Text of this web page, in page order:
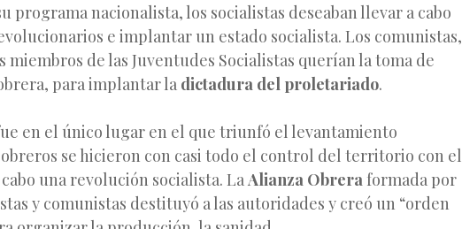
programa nacionalista, los socialistas deseaban llevar a cabo
e implantar un estado socialista. Los comunistas,
miembros de las Juventudes Socialistas querían la toma de
para implantar la dictadura del proletariado.
en el único lugar en el que triunfó el levantamiento
se hicieron con casi todo el control del territorio con el
una revolución socialista. LaAlianza Obreraformada por
y comunistas destituyó a las autoridades y creó un “orden